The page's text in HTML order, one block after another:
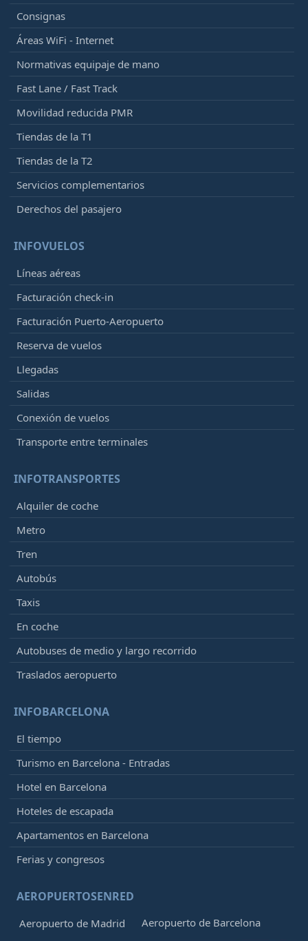
Consignas
Áreas WiFi - Internet
Normativas equipaje de mano
Fast Lane / Fast Track
Movilidad reducida PMR
Tiendas de la T1
Tiendas de la T2
Servicios complementarios
Derechos del pasajero
INFOVUELOS
Líneas aéreas
Facturación check-in
Facturación Puerto-Aeropuerto
Reserva de vuelos
Llegadas
Salidas
Conexión de vuelos
Transporte entre terminales
INFOTRANSPORTES
Alquiler de coche
Metro
Tren
Autobús
Taxis
En coche
Autobuses de medio y largo recorrido
Traslados aeropuerto
INFOBARCELONA
El tiempo
Turismo en Barcelona - Entradas
Hotel en Barcelona
Hoteles de escapada
Apartamentos en Barcelona
Ferias y congresos
AEROPUERTOSENRED
Aeropuerto de Madrid
Aeropuerto de Barcelona